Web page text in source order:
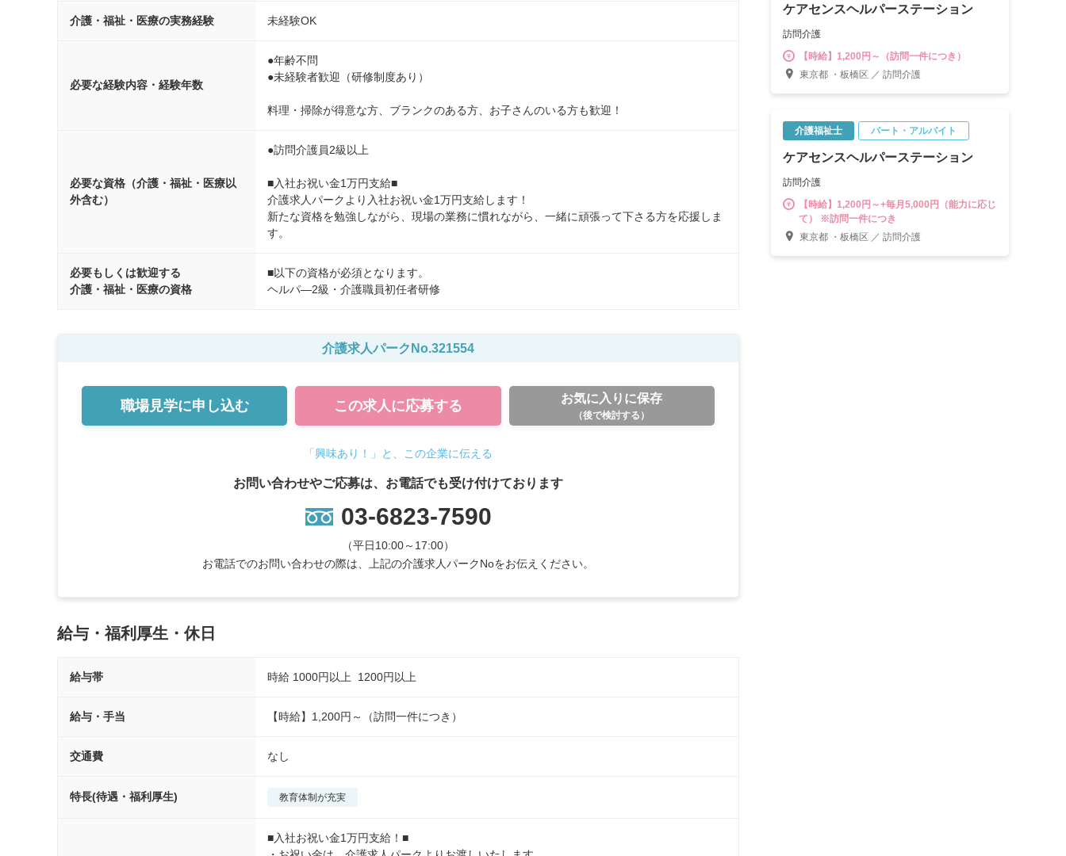
介護・福祉・医療の実務経験 未経験OK
必要な経験内容・経験年数
●年齢不問
●未経験者歓迎（研修制度あり）
料理・掃除が得意な方、ブランクのある方、お子さんのいる方も歓迎！
必要な資格（介護・福祉・医療以
外含む）
●訪問介護員2級以上
■入社お祝い金1万円支給■
介護求人パークより入社お祝い金1万円支給します！
新たな資格を勉強しながら、現場の業務に慣れながら、一緒に頑張って下さる方を応援しま
す。
必要もしくは歓迎する
介護・福祉・医療の資格
■以下の資格が必須となります。
ヘルパ―2級・介護職員初任者研修
介護求人パークNo.321554
職場見学に申し込む この求人に応募する お気に入りに保存
（後で検討する）
「興味あり！」と、この企業に伝える
お問い合わせやご応募は、お電話でも受け付けております
03-6823-7590
（平日10:00～17:00）
お電話でのお問い合わせの際は、上記の介護求人パークNoをお伝えください。
給与・福利厚生・休日
給与帯 時給 1000円以上 1200円以上
給与・手当
交通費 なし
特長(待遇・福利厚生) 教育体制が充実
■入社お祝い金1万円支給！■
ケアセンスヘルパーステーション
訪問介護
【時給】1,200円～（訪問一件につき）
東京都 ・板橋区 ／ 訪問介護
介護福祉士 パート・アルバイト
ケアセンスヘルパーステーション
訪問介護
【時給】1,200円～+毎月5,000円（能力に応じ
て） ※訪問一件につき
東京都 ・板橋区 ／ 訪問介護